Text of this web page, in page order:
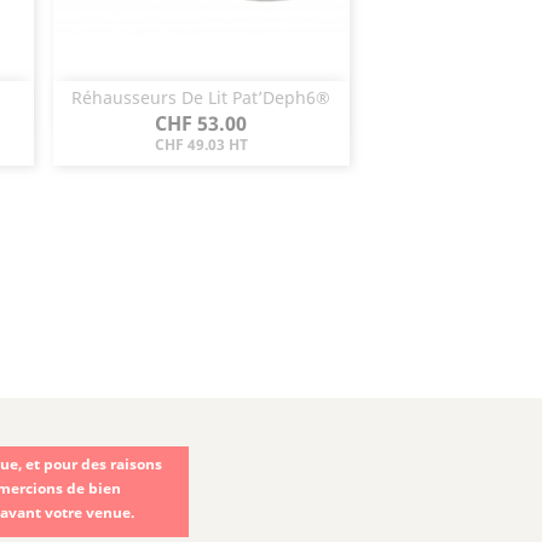
Réhausseurs De Lit Pat’Deph6®
Prix
CHF 53.00
CHF 49.03 HT
Aperçu rapide
et pour des raisons
de bien
votre venue.